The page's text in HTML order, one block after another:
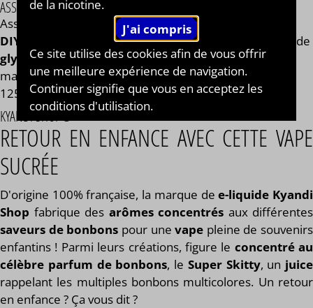
ASSEMBLAGE
Assemblage réalisé à PLOUESCAT - France par
DIY®
mono propylène glycol végétal
, de
glycérine végétaleet de l'arôme Super Lequin de la
marque Kyandi Shop®. Disponible en flacon de 50ml,
125ml, 250ml, 500ml et 1L. STEEP : 2 jours.
KYANDI SHOP®
RETOUR EN ENFANCE AVEC CETTE VAPE
SUCRÉE
D'origine 100% française, la marque dee-liquide Kyandi
Shop fabrique des arômes concentrés aux différentes
saveurs de bonbons pour unevape pleine de souvenirs
enfantins ! Parmi leurs créations, figure le concentré au
célèbre parfum de bonbons, le Super Skitty, un juice
rappelant les multiples bonbons multicolores. Un retour
en enfance ? Ça vous dit ?
de la nicotine.
Ce site utilise des cookies afin de vous offrir
une meilleure expérience de navigation.
Continuer signifie que vous en acceptez les
conditions d'utilisation.